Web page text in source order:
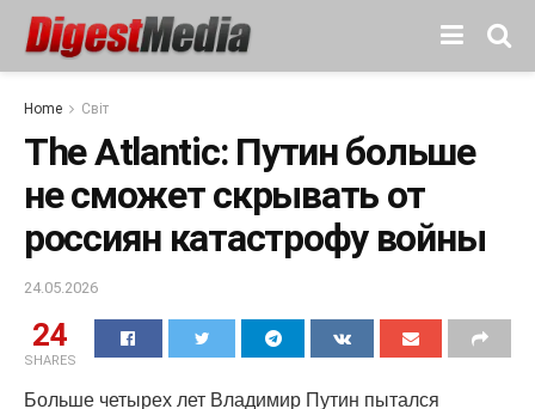
Home Світ
The Atlantic: Путин больше
не сможет скрывать от
россиян катастрофу войны
24.05.2026
24
SHARES
Больше четырех лет Владимир Путин пытался